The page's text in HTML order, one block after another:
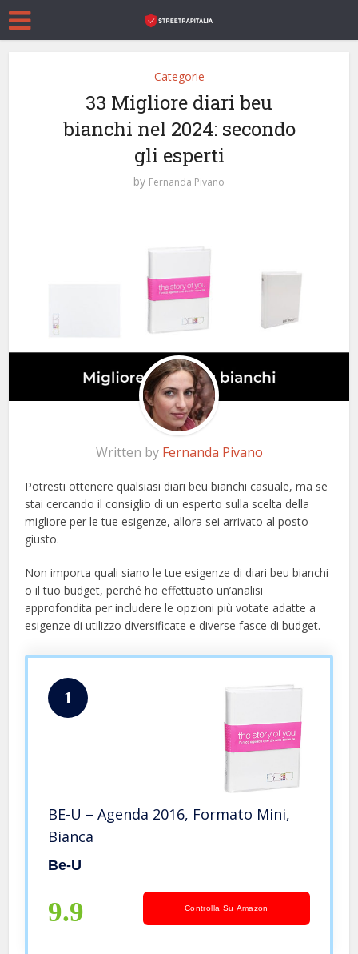
Categorie
33 Migliore diari beu
bianchi nel 2024: secondo
gli esperti
by Fernanda Pivano
Written by Fernanda Pivano
Potresti ottenere qualsiasi diari beu bianchi casuale, ma se
stai cercando il consiglio di un esperto sulla scelta della
migliore per le tue esigenze, allora sei arrivato al posto
giusto.
Non importa quali siano le tue esigenze di diari beu bianchi
o il tuo budget, perché ho effettuato un’analisi
approfondita per includere le opzioni più votate adatte a
esigenze di utilizzo diversificate e diverse fasce di budget.
1
BE-U – Agenda 2016, Formato Mini,
Bianca
Be-U
9.9 Controlla Su Amazon